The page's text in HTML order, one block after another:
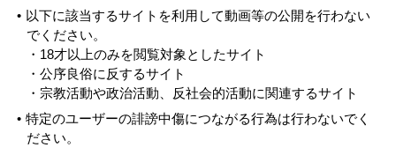
以下に該当するサイトを利用して動画等の公開を行わない
でください。
・18才以上のみを閲覧対象としたサイト
・公序良俗に反するサイト
・宗教活動や政治活動、反社会的活動に関連するサイト
特定のユーザーの誹謗中傷につながる行為は行わないでく
ださい。